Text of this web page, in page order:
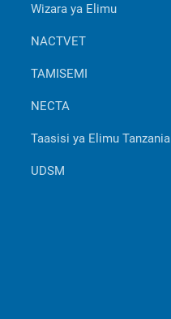
Wizara ya Elimu
NACTVET
TAMISEMI
NECTA
Taasisi ya Elimu Tanzania
UDSM